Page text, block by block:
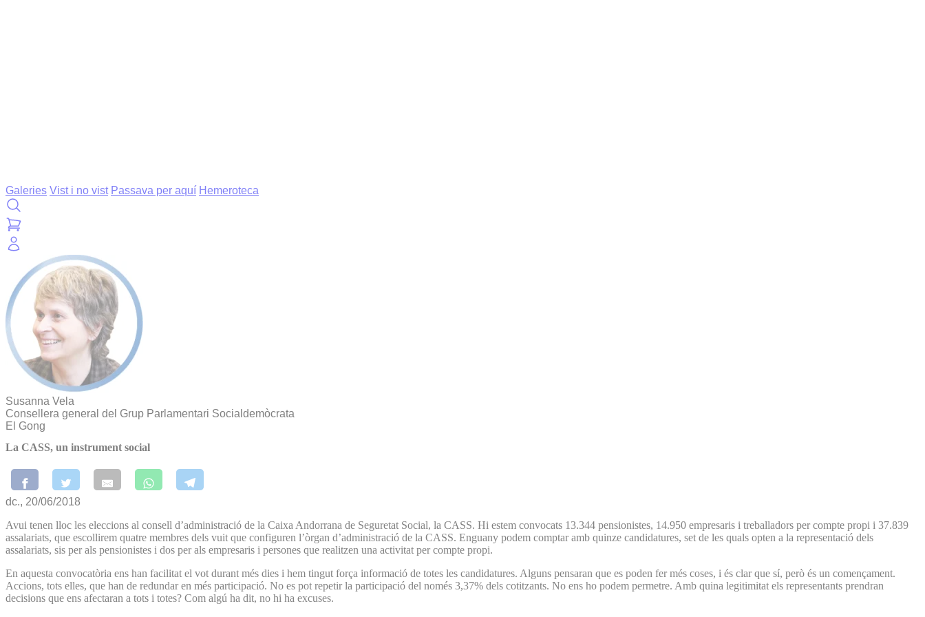
Galeries Vist i no vist Passava per aquí Hemeroteca
Susanna Vela
Consellera general del Grup Parlamentari Socialdemòcrata
El Gong
La CASS, un instrument social
dc., 20/06/2018
Avui tenen lloc les eleccions al consell d’administració de la Caixa Andorrana de Seguretat Social, la CASS. Hi estem convocats 13.344 pensionistes, 14.950 empresaris i treballadors per compte propi i 37.839
assalariats, que escollirem quatre membres dels vuit que configuren l’òrgan d’administració de la CASS. Enguany podem comptar amb quinze candidatures, set de les quals opten a la representació dels
assalariats, sis per als pensionistes i dos per als empresaris i persones que realitzen una activitat per compte propi.
En aquesta convocatòria ens han facilitat el vot durant més dies i hem tingut força informació de totes les candidatures. Alguns pensaran que es poden fer més coses, i és clar que sí, però és un començament.
Accions, tots elles, que han de redundar en més participació. No es pot repetir la participació del només 3,37% dels cotitzants. No ens ho podem permetre. Amb quina legitimitat els representants prendran
decisions que ens afectaran a tots i totes? Com algú ha dit, no hi ha excuses.